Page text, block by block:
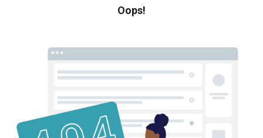
Rund um die Inzahlungnahme
Oops!